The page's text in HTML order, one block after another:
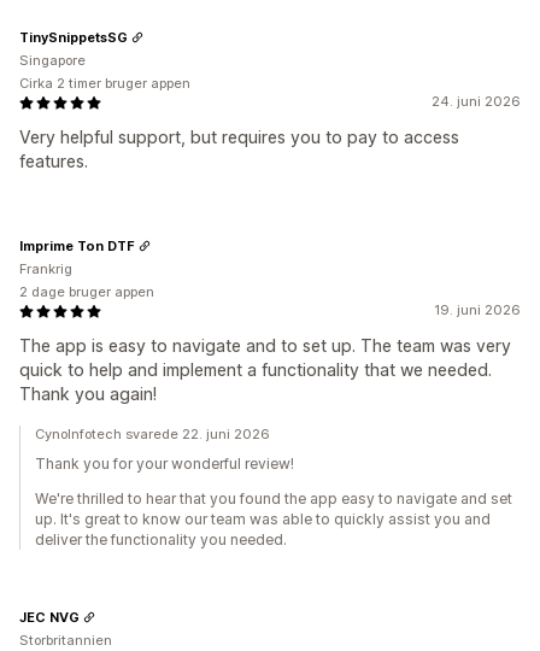
24. juni 2026
Very helpful support, but requires you to pay to access
features.
TinySnippetsSG
Singapore
Cirka 2 timer bruger appen
19. juni 2026
The app is easy to navigate and to set up. The team was very
quick to help and implement a functionality that we needed.
Thank you again!
Imprime Ton DTF
Frankrig
2 dage bruger appen
CynoInfotech svarede 22. juni 2026
Thank you for your wonderful review!
We're thrilled to hear that you found the app easy to navigate and set
up. It's great to know our team was able to quickly assist you and
deliver the functionality you needed.
JEC NVG
Storbritannien